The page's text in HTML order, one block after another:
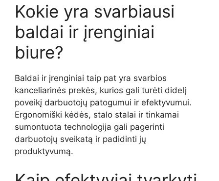
Kokie yra svarbiausi
baldai ir įrenginiai
biure?
Baldai ir įrenginiai taip pat yra svarbios
kanceliarinės prekės, kurios gali turėti didelį
poveikį darbuotojų patogumui ir efektyvumui.
Ergonomiški kėdės, stalo stalai ir tinkamai
sumontuota technologija gali pagerinti
darbuotojų sveikatą ir padidinti jų
produktyvumą.